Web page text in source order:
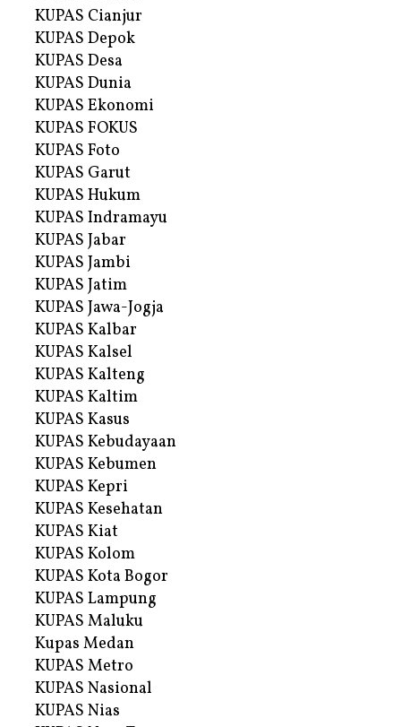
KUPAS Cianjur
KUPAS Depok
KUPAS Desa
KUPAS Dunia
KUPAS Ekonomi
KUPAS FOKUS
KUPAS Foto
KUPAS Garut
KUPAS Hukum
KUPAS Indramayu
KUPAS Jabar
KUPAS Jambi
KUPAS Jatim
KUPAS Jawa-Jogja
KUPAS Kalbar
KUPAS Kalsel
KUPAS Kalteng
KUPAS Kaltim
KUPAS Kasus
KUPAS Kebudayaan
KUPAS Kebumen
KUPAS Kepri
KUPAS Kesehatan
KUPAS Kiat
KUPAS Kolom
KUPAS Kota Bogor
KUPAS Lampung
KUPAS Maluku
Kupas Medan
KUPAS Metro
KUPAS Nasional
KUPAS Nias